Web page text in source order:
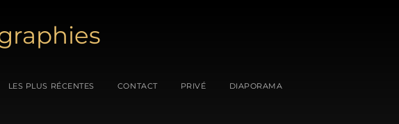
LES PLUS RÉCENTES CONTACT PRIVÉ DIAPORAMA